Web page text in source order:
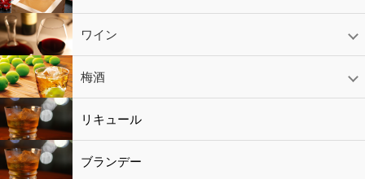
日本酒
スパークリング
ギフト ワイン
赤ワイン
白ワイン
ロゼワイン
スパークリング
シャンパン 梅酒
梅酒
シャンパン
リキュール リキュール
ブランデー